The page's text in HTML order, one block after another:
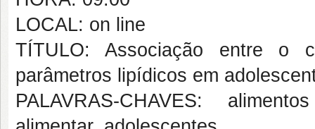
LOCAL: on line
TÍTULO: Associação entre o
parâmetros lipídicos em
PALAVRAS-CHAVES: